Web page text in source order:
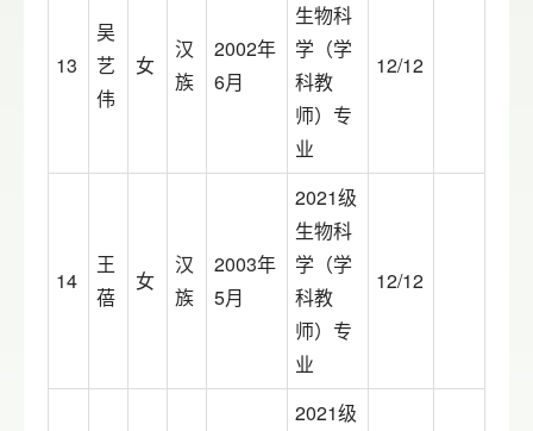
13
吴
艺
伟
女
汉
族
2002年
6月
生物科
学（学
科教
师）专
业
12/12
14
王
蓓
女
汉
族
2003年
5月
2021级
生物科
学（学
科教
师）专
业
12/12
2021级